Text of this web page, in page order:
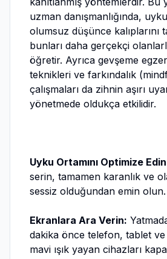
uzman danışmanlığında,
olumsuz düşünce kalıplarını
bunları daha gerçekçi
öğretir. Ayrıca gevşeme
teknikleri ve farkındalık
çalışmaları da zihnin aşırı
yönetmede oldukça etkilidir.
Uyku Ortamını Optimize
serin, tamamen karanlık ve
sessiz olduğundan emin olun.
Ekranlara Ara Verin:
dakika önce telefon, tablet
mavi ışık yayan cihazları